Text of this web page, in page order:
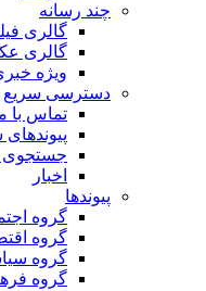
چند رسانه
گالری
گالری
ویژه
دسترسی سریع
تماس با
جستجوی
اخبار
پیوندها
گروه
گروه
گروه
گروه